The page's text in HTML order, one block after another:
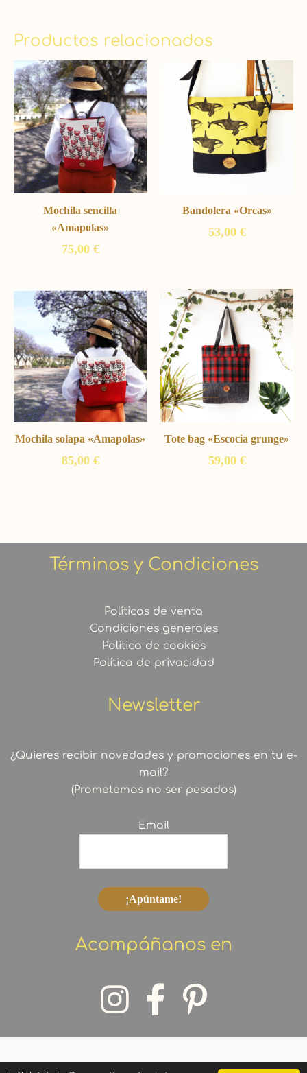
Productos relacionados
Mochila sencilla
«Amapolas»
75,00 €
Bandolera «Orcas»
53,00 €
Mochila solapa «Amapolas»
85,00 €
Tote bag «Escocia grunge»
59,00 €
Términos y Condiciones
Políticas de venta
Condiciones generales
Política de cookies
Política de privacidad
Newsletter
¿Quieres recibir novedades y promociones en tu e-
mail?
(Prometemos no ser pesados)
Email
Acompáñanos en